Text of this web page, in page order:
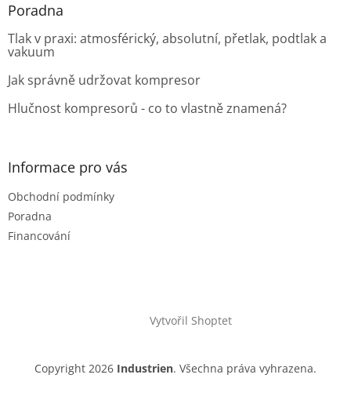
Poradna
Tlak v praxi: atmosférický, absolutní, přetlak, podtlak a
vakuum
Jak správně udržovat kompresor
Hlučnost kompresorů - co to vlastně znamená?
Informace pro vás
Obchodní podmínky
Poradna
Financování
Vytvořil Shoptet
Copyright 2026 Industrien. Všechna práva vyhrazena.